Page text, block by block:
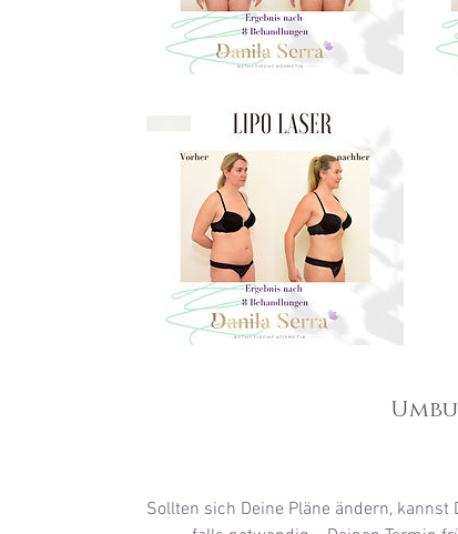
Sollten sich Deine Pläne ändern,